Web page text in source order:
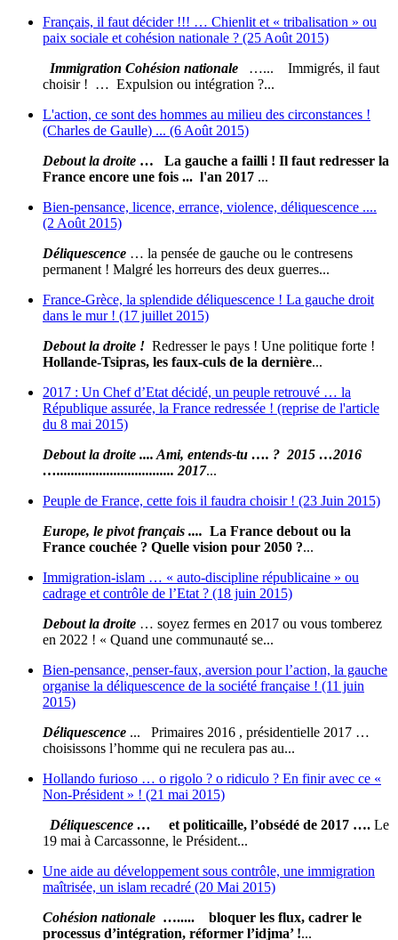
Français, il faut décider !!! … Chienlit et « tribalisation » ou
paix sociale et cohésion nationale ? (25 Août 2015)
Immigration Cohésion nationale …... Immigrés, il faut
choisir ! … Expulsion ou intégration ?...
L'action, ce sont des hommes au milieu des circonstances !
(Charles de Gaulle) ... (6 Août 2015)
Debout la droite … La gauche a failli ! Il faut redresser la
France encore une fois ... l'an 2017 ...
Bien-pensance, licence, errance, violence, déliquescence ....
(2 Août 2015)
Déliquescence … la pensée de gauche ou le contresens
permanent ! Malgré les horreurs des deux guerres...
France-Grèce, la splendide déliquescence ! La gauche droit
dans le mur ! (17 juillet 2015)
Debout la droite ! Redresser le pays ! Une politique forte !
Hollande-Tsipras, les faux-culs de la dernière...
2017 : Un Chef d’Etat décidé, un peuple retrouvé … la
République assurée, la France redressée ! (reprise de l'article
du 8 mai 2015)
Debout la droite .... Ami, entends-tu …. ? 2015 …2016
…................................. 2017...
Peuple de France, cette fois il faudra choisir ! (23 Juin 2015)
Europe, le pivot français .... La France debout ou la
France couchée ? Quelle vision pour 2050 ?...
Immigration-islam … « auto-discipline républicaine » ou
cadrage et contrôle de l’Etat ? (18 juin 2015)
Debout la droite … soyez fermes en 2017 ou vous tomberez
en 2022 ! « Quand une communauté se...
Bien-pensance, penser-faux, aversion pour l’action, la gauche
organise la déliquescence de la société française ! (11 juin
2015)
Déliquescence ... Primaires 2016 , présidentielle 2017 …
choisissons l’homme qui ne reculera pas au...
Hollando furioso … o rigolo ? o ridiculo ? En finir avec ce «
Non-Président » ! (21 mai 2015)
Déliquescence … et politicaille, l’obsédé de 2017 …. Le
19 mai à Carcassonne, le Président...
Une aide au développement sous contrôle, une immigration
maîtrisée, un islam recadré (20 Mai 2015)
Cohésion nationale …..... bloquer les flux, cadrer le
processus d’intégration, réformer l’idjma’ !...